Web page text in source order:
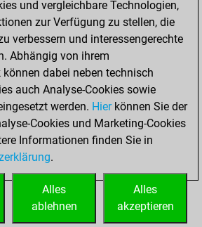
4
Brett
0
0
0
und vergleichbare Technologien,
zur Verfügung zu stellen, die
verbessern und interessengerechte
Abhängig von ihrem
dabei neben technisch
auch Analyse-Cookies sowie
werden. Hierkönnen Sie der
Cookies und Marketing-Cookies
Informationen finden Sie in
.
Alles
akzeptieren
Alles
ablehnen